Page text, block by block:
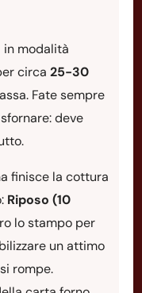
modalità
circa 25-30
Fate sempre
deve
finisce la cottura
Riposo (10
lo stampo per
un attimo
rompe.